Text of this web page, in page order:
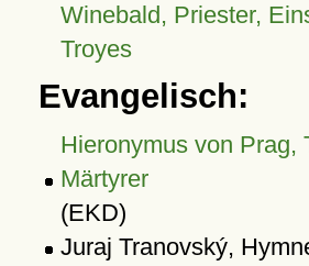
Winebald, Priester,
Troyes
Evangelisch:
Hieronymus von Prag,
Märtyrer
(EKD)
Juraj Tranovský,